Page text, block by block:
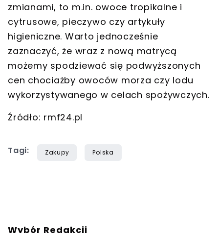
zmianami, to m.in. owoce tropikalne i
cytrusowe, pieczywo czy artykuły
higieniczne. Warto jednocześnie
zaznaczyć, że wraz z nową matrycą
możemy spodziewać się podwyższonych
cen chociażby owoców morza czy lodu
wykorzystywanego w celach spożywczych.
Źródło: rmf24.pl
Tagi: Zakupy Polska
Wybór Redakcji